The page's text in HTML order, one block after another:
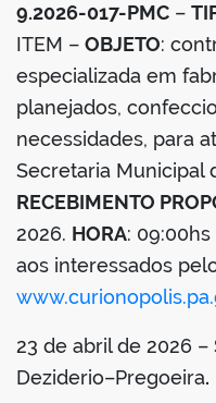
9.2026-017-PMC –
ITEM – OBJETO:
especializada em
planejados,
necessidades, para
Secretaria Municipal
RECEBIMENTO
2026. HORA:
aos interessados
23 de abril de 2026
Deziderio–Pregoeira.